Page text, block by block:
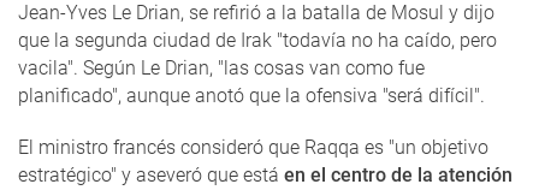
Jean-Yves Le Drian, se refirió a la batalla de Mosul y dijo
que la segunda ciudad de Irak "todavía no ha caído, pero
vacila". Según Le Drian, "las cosas van como fue
planificado", aunque anotó que la ofensiva "será difícil".
El ministro francés consideró que Raqqa es "un objetivo
estratégico" y aseveró que está en el centro de la atención